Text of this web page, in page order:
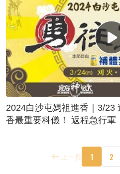
2024白沙屯媽祖進香｜3/23
香最重要科儀！ 返程急行軍
上一頁 1 2